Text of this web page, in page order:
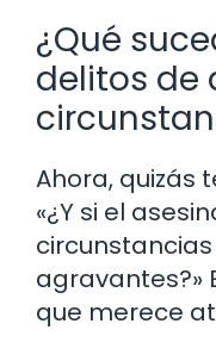
¿Qué
delitos de
Ahora, quizás
«¿Y si el
agravantes?»
que merece